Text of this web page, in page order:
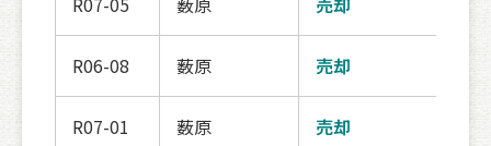
R06-08 薮原 売却
R07-01 薮原 売却